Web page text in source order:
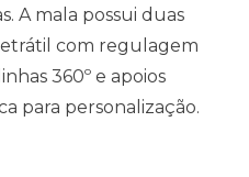
A mala possui duas
com regulagem
360º e apoios
para personalização.